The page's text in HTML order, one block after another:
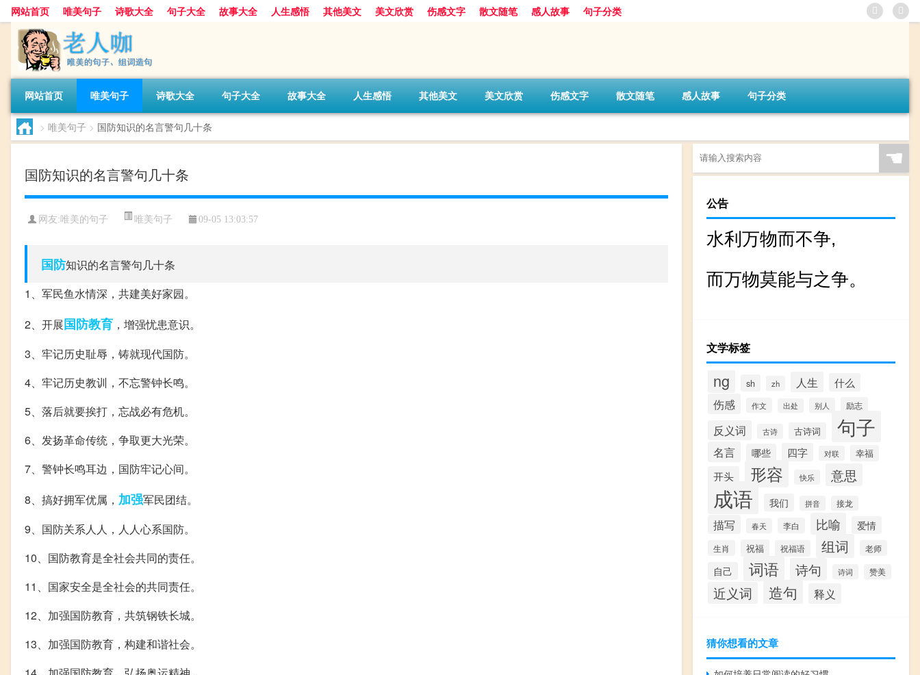
网站首页 唯美句子 诗歌大全 句子大全 故事大全 人生感悟 其他美文 美文欣赏 伤感文字 散文随笔 感人故事 句子分类
网站首页 唯美句子 诗歌大全 句子大全 故事大全 人生感悟 其他美文 美文欣赏 伤感文字 散文随笔 感人故事 句子分类
> 唯美句子 > 国防知识的名言警句几十条
国防知识的名言警句几十条
网友:唯美的句子 唯美句子 09-05 13:03:57
国防知识的名言警句几十条
1、军民鱼水情深，共建美好家园。
2、开展国防教育 ，增强忧患意识。
3、牢记历史耻辱，铸就现代国防。
4、牢记历史教训，不忘警钟长鸣。
5、落后就要挨打，忘战必有危机。
6、发扬革命传统，争取更大光荣。
7、警钟长鸣耳边，国防牢记心间。
8、搞好拥军优属， 加强军民团结。
9、国防关系人人，人人心系国防。
10、国防教育是全社会共同的责任。
11、国家安全是全社会的共同责任。
12、加强国防教育，共筑钢铁长城。
13、加强国防教育，构建和谐社会。
☚
公告
水利万物而不争,
而万物莫能与之争。
文学标签
ng sh zh 人生 什么
伤感 作文 出处 别人 励志
反义词 古诗 古诗词 句子
名言 哪些 四字 对联 幸福
开头 形容 快乐 意思
成语 我们 拼音 接龙
描写 春天 李白 比喻 爱情
生肖 祝福 祝福语 组词 老师
自己 词语 诗句 诗词 赞美
近义词 造句 释义
猜你想看的文章